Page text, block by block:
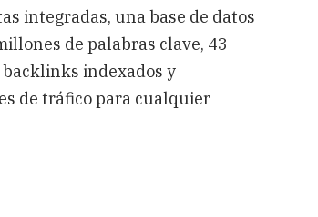
integradas, una base de datos
de palabras clave, 43
indexados y
de tráfico para cualquier